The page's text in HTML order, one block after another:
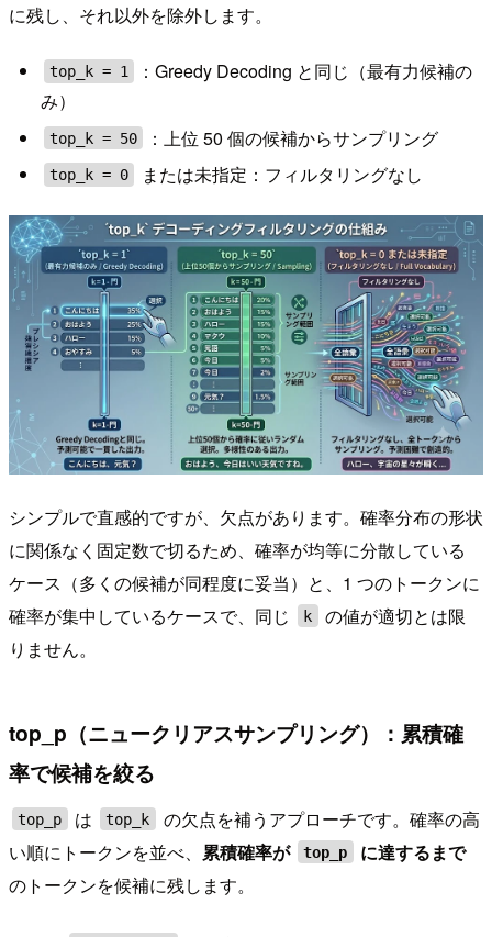
に残し、それ以外を除外します。
top_k = 1
：Greedy Decoding と同じ（最有力候補の
み）
top_k = 50 ：上位 50 個の候補からサンプリング
top_k = 0 または未指定：フィルタリングなし
シンプルで直感的ですが、欠点があります。確率分布の形状
に関係なく固定数で切るため、確率が均等に分散している
ケース（多くの候補が同程度に妥当）と、1 つのトークンに
確率が集中しているケースで、同じ
k
の値が適切とは限
りません。
top_p（ニュークリアスサンプリング）：累積確
率で候補を絞る
top_p は top_k
の欠点を補うアプローチです。確率の高
い順にトークンを並べ、 累積確率が top_p
に達するまで
のトークンを候補に残します。